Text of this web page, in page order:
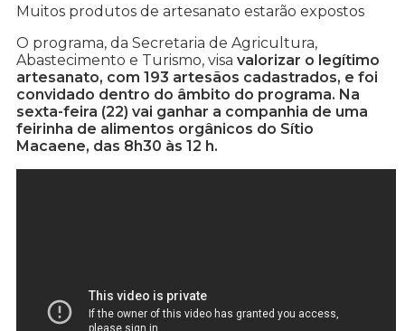
Muitos produtos de artesanato estarão expostos
O programa, da Secretaria de Agricultura,
Abastecimento e Turismo, visa valorizar o legítimo
artesanato, com 193 artesãos cadastrados, e foi
convidado dentro do âmbito do programa. Na
sexta-feira (22) vai ganhar a companhia de uma
feirinha de alimentos orgânicos do Sítio
Macaene, das 8h30 às 12 h.